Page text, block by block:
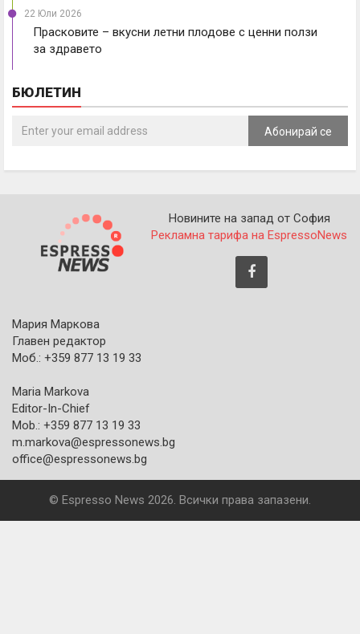
22 Юли 2026
Прасковите – вкусни летни плодове с ценни ползи
за здравето
БЮЛЕТИН
Абонирай се
Новините на запад от София
Рекламна тарифа на EspressoNews
Мария Маркова
Главен редактор
Моб.: +359 877 13 19 33
Maria Markova
Editor-In-Chief
Mob.: +359 877 13 19 33
m.markova@espressonews.bg
office@espressonews.bg
© Espresso News 2026. Всички права запазени.